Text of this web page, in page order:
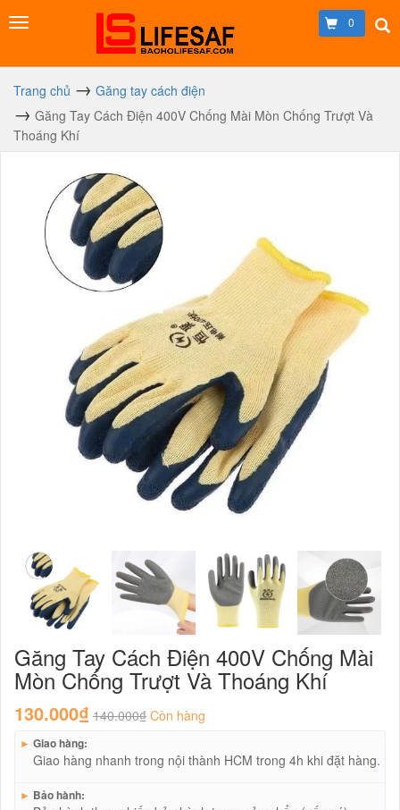
0
Trang chủ
Găng tay cách điện
Găng Tay Cách Điện 400V Chống Mài Mòn Chống Trượt Và
Thoáng Khí
Găng Tay Cách Điện 400V Chống Mài
Mòn Chống Trượt Và Thoáng Khí
130.000₫ 140.000₫ Còn hàng
► Giao hàng:
Giao hàng nhanh trong nội thành HCM trong 4h khi đặt hàng.
► Bảo hành: